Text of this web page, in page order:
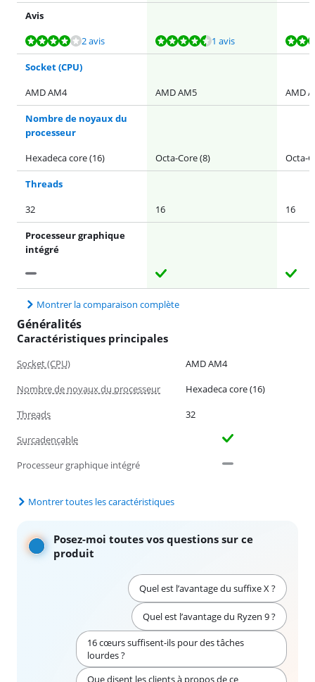
Avis
La note est de 7,8 sur 10, basée sur 2 avis.
2 avis
La note est de 8,5 sur 10, basée sur 1 avis. 1 avis
La note est de 10 sur 10, basée sur 1 avis.
Socket (CPU)
AMD AM4
AMD AM5 AMD
Nombre de noyaux du
processeur
Hexadeca core (16)
Octa-Core (8) Octa-
Threads
32
16 16
Processeur graphique
intégré
Montrer la comparaison complète
Généralités
Caractéristiques principales
Socket (CPU)
AMD AM4
Nombre de noyaux du processeur
Hexadeca core (16)
Threads
32
Surcadençable
Processeur graphique intégré
Montrer toutes les caractéristiques
Posez-moi toutes vos questions sur ce
produit
Quel est l’avantage du suffixe X ?
Quel est l’avantage du Ryzen 9 ?
16 cœurs suffisent-ils pour des tâches
lourdes ?
Que disent les clients à propos de ce